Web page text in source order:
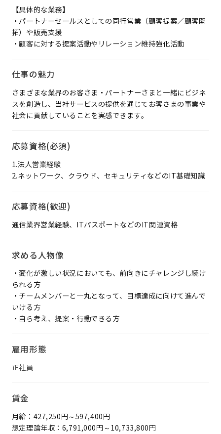
【具体的な業務】
・パートナーセールスとしての同行営業（顧客提案／顧客開
拓）や販売支援
・顧客に対する提案活動やリレーション維持強化活動
仕事の魅力
さまざまな業界のお客さま・パートナーさまと一緒にビジネ
スを創造し、当社サービスの提供を通じてお客さまの事業や
社会に貢献していることを実感できます。
応募資格(必須)
1.法人営業経験
2.ネットワーク、クラウド、セキュリティなどのIT基礎知識
応募資格(歓迎)
通信業界営業経験、ITパスポートなどのIT関連資格
求める人物像
・変化が激しい状況においても、前向きにチャレンジし続け
られる方
・チームメンバーと一丸となって、目標達成に向けて進んで
いける方
・自ら考え、提案・行動できる方
雇用形態
正社員
賃金
月給：427,250円～597,400円
想定理論年収：6,791,000円～10,733,800円